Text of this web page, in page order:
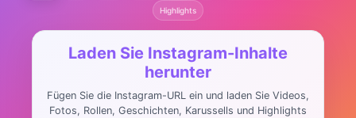
Highlights
Laden Sie Instagram-Inhalte
herunter
Fügen Sie die Instagram-URL ein und laden Sie Videos,
Fotos, Rollen, Geschichten, Karussells und Highlights